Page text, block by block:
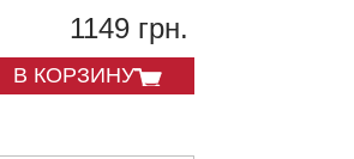
1149 грн.
В КОРЗИНУ